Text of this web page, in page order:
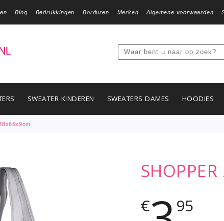
Blog Bedrukkingen Borduren Merken Algemene voorwaarden
SWEATER KINDEREN SWEATERS DAMES HOODIES
€ 95